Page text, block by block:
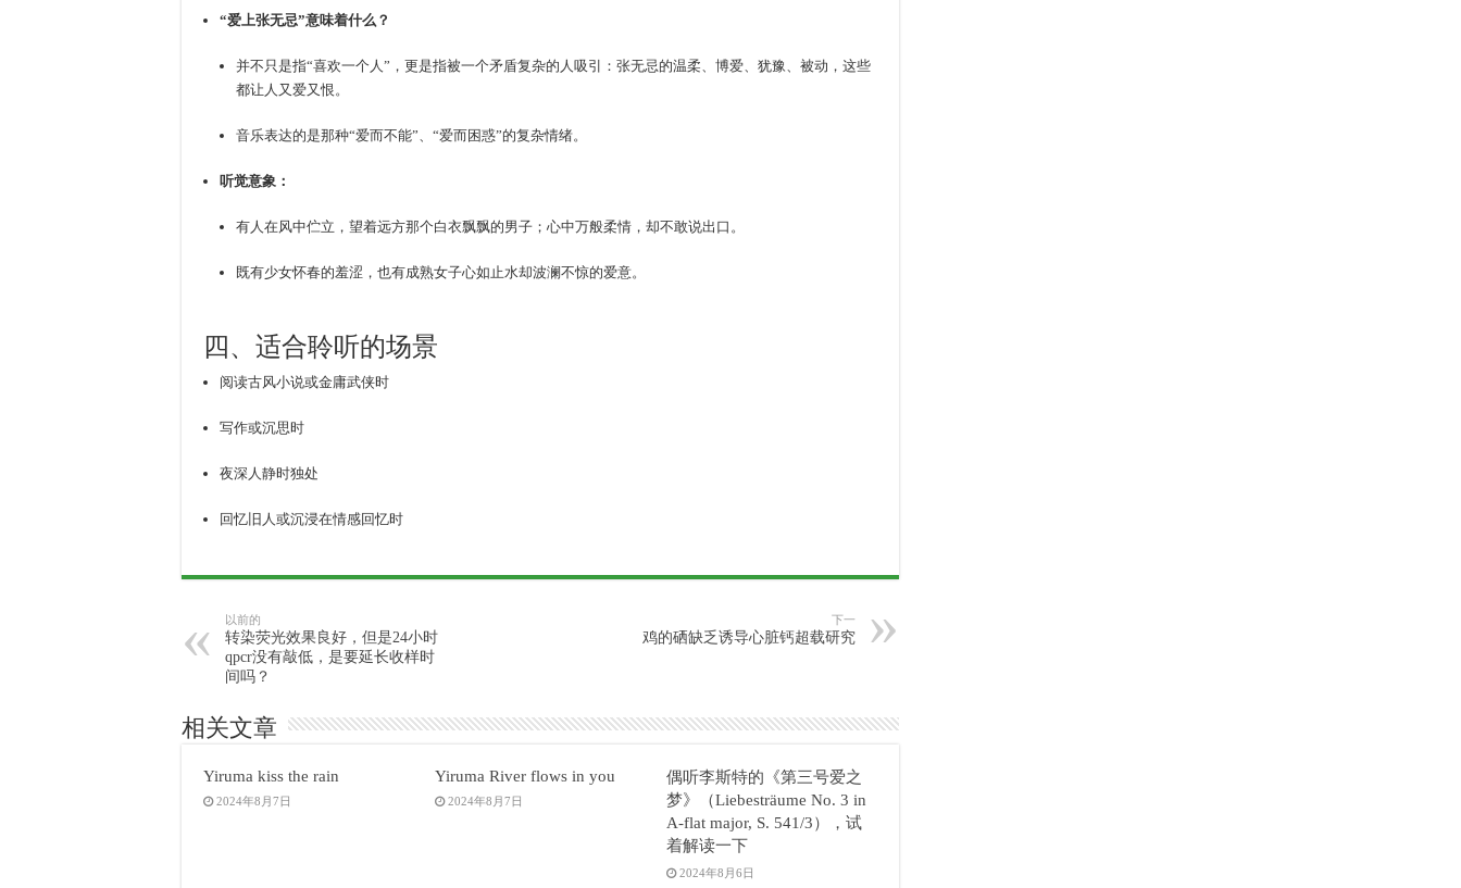
“爱上张无忌”意味着什么？
并不只是指“喜欢一个人”，更是指被一个矛盾复杂的人吸引：张无忌的温柔、博爱、犹豫、被动，这些
都让人又爱又恨。
音乐表达的是那种“爱而不能”、“爱而困惑”的复杂情绪。
听觉意象：
有人在风中伫立，望着远方那个白衣飘飘的男子；心中万般柔情，却不敢说出口。
既有少女怀春的羞涩，也有成熟女子心如止水却波澜不惊的爱意。
四、适合聆听的场景
阅读古风小说或金庸武侠时
写作或沉思时
夜深人静时独处
回忆旧人或沉浸在情感回忆时
以前的
转染荧光效果良好，但是24小时
qpcr没有敲低，是要延长收样时
间吗？
下一
鸡的硒缺乏诱导心脏钙超载研究
相关文章
Yiruma kiss the rain
2024年8月7日
Yiruma River flows in you
2024年8月7日
偶听李斯特的《第三号爱之
梦》（Liebesträume No. 3 in
A-flat major, S. 541/3），试
着解读一下
2024年8月6日